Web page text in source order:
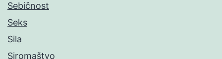
Sebičnost
Seks
Sila
Siromaštvo